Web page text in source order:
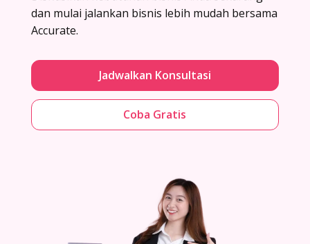
dan mulai jalankan bisnis lebih mudah bersama
Accurate.
Jadwalkan Konsultasi
Coba Gratis